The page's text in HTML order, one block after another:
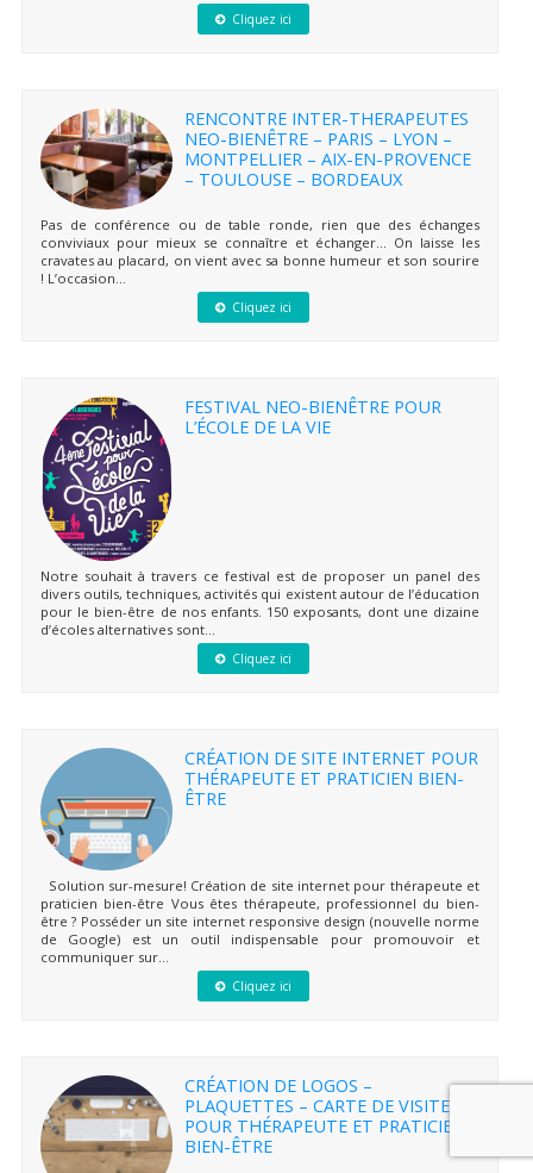
Cliquez ici
RENCONTRE INTER-THERAPEUTES
NEO-BIENÊTRE – PARIS – LYON –
MONTPELLIER – AIX-EN-PROVENCE
– TOULOUSE – BORDEAUX
Pas de conférence ou de table ronde, rien que des échanges
conviviaux pour mieux se connaître et échanger… On laisse les
cravates au placard, on vient avec sa bonne humeur et son sourire
! L’occasion...
Cliquez ici
FESTIVAL NEO-BIENÊTRE POUR
L’ÉCOLE DE LA VIE
Notre souhait à travers ce festival est de proposer un panel des
divers outils, techniques, activités qui existent autour de l’éducation
pour le bien-être de nos enfants. 150 exposants, dont une dizaine
d’écoles alternatives sont...
Cliquez ici
CRÉATION DE SITE INTERNET POUR
THÉRAPEUTE ET PRATICIEN BIEN-
ÊTRE
Solution sur-mesure! Création de site internet pour thérapeute et
praticien bien-être Vous êtes thérapeute, professionnel du bien-
être ? Posséder un site internet responsive design (nouvelle norme
de Google) est un outil indispensable pour promouvoir et
communiquer sur...
Cliquez ici
CRÉATION DE LOGOS –
PLAQUETTES – CARTE DE VISITES
POUR THÉRAPEUTE ET PRATICIEN
BIEN-ÊTRE